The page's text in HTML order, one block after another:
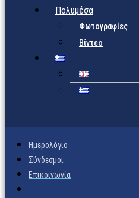
Πολυμέσα
Φωτογραφίες
Βίντεο
Ημερολόγιο
Σύνδεσμοι
Επικοινωνία